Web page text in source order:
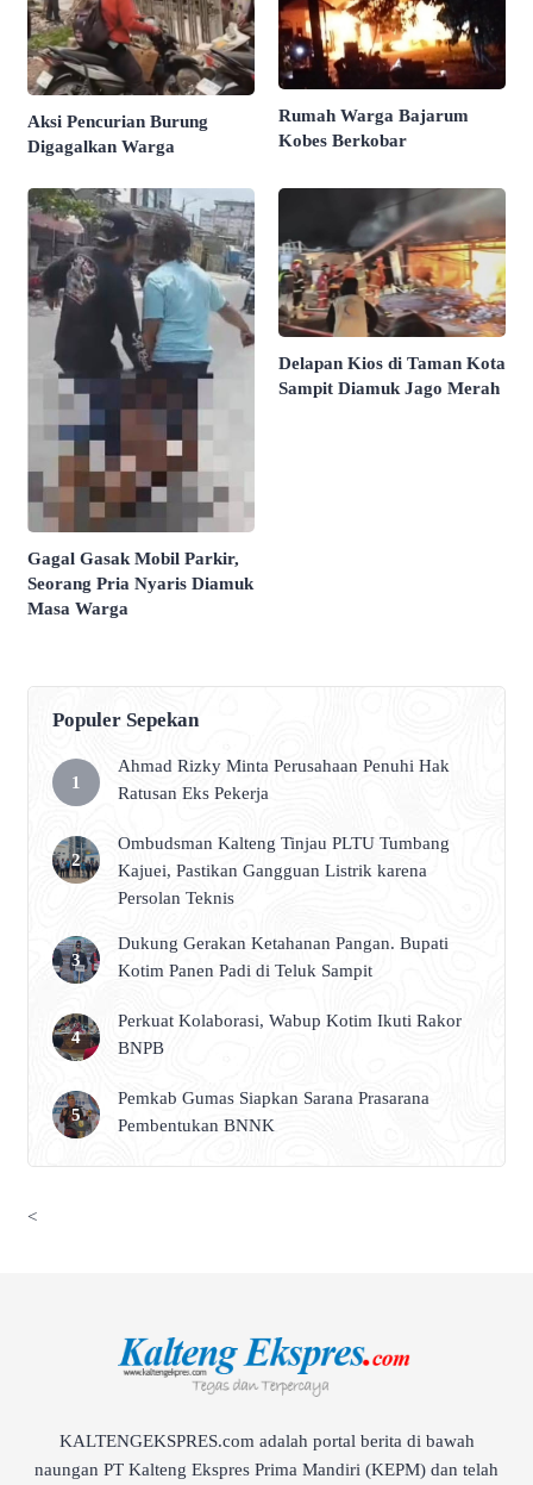
Aksi Pencurian Burung
Digagalkan Warga
Rumah Warga Bajarum
Kobes Berkobar
Gagal Gasak Mobil Parkir,
Seorang Pria Nyaris Diamuk
Masa Warga
Delapan Kios di Taman Kota
Sampit Diamuk Jago Merah
Populer Sepekan
Ahmad Rizky Minta Perusahaan Penuhi Hak
Ratusan Eks Pekerja
Ombudsman Kalteng Tinjau PLTU Tumbang
Kajuei, Pastikan Gangguan Listrik karena
Persolan Teknis
Dukung Gerakan Ketahanan Pangan. Bupati
Kotim Panen Padi di Teluk Sampit
Perkuat Kolaborasi, Wabup Kotim Ikuti Rakor
BNPB
Pemkab Gumas Siapkan Sarana Prasarana
Pembentukan BNNK
<
KALTENGEKSPRES.com adalah portal berita di bawah
naungan PT Kalteng Ekspres Prima Mandiri (KEPM) dan telah